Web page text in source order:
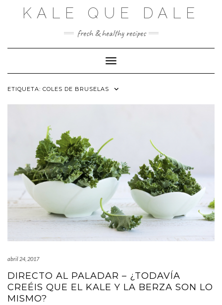
KALE QUE DALE
fresh & healthy recipes
Cambiar modo de navegación
ETIQUETA: COLES DE BRUSELAS
abril 24, 2017
DIRECTO AL PALADAR – ¿TODAVÍA
CREÉIS QUE EL KALE Y LA BERZA SON LO
MISMO?